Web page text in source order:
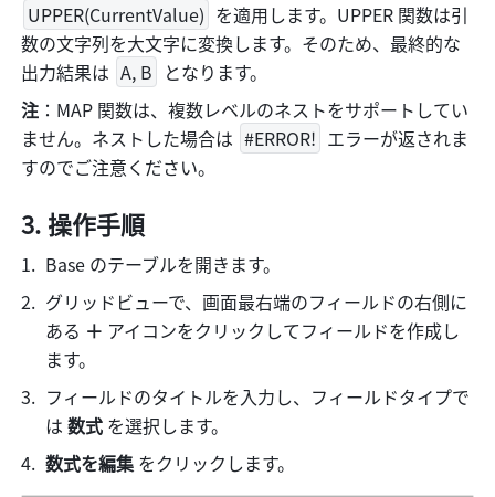
UPPER(CurrentValue) を適用します。UPPER 関数は引
数の文字列を大文字に変換します。そのため、最終的な
出力結果は A, B となります。
注 ：MAP 関数は、複数レベルのネストをサポートしてい
ません。ネストした場合は #ERROR! エラーが返されま
すのでご注意ください。
操作手順
Base のテーブルを開きます。
グリッドビューで、画面最右端のフィールドの右側に
ある ＋ アイコンをクリックしてフィールドを作成し
ます。
フィールドのタイトルを入力し、フィールドタイプで
は 数式 を選択します。
数式を編集 をクリックします。